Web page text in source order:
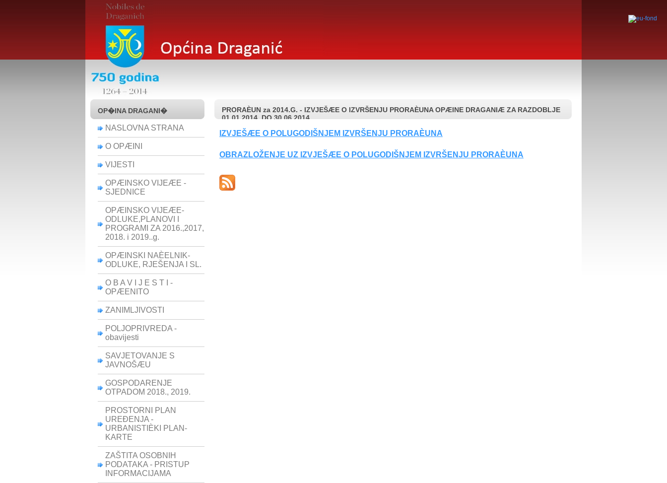
OP�INA DRAGANI�
NASLOVNA STRANA
O OPÆINI
VIJESTI
OPÆINSKO VIJEÆE -
SJEDNICE
OPÆINSKO VIJEÆE-
ODLUKE,PLANOVI I
PROGRAMI ZA 2016.,2017,
2018. i 2019..g.
OPÆINSKI NAÈELNIK-
ODLUKE, RJEŠENJA I SL.
O B A V I J E S T I -
OPÆENITO
ZANIMLJIVOSTI
POLJOPRIVREDA -
obavijesti
SAVJETOVANJE S
JAVNOŠÆU
GOSPODARENJE
OTPADOM 2018., 2019.
PROSTORNI PLAN
UREÐENJA -
URBANISTIÈKI PLAN-
KARTE
ZAŠTITA OSOBNIH
PODATAKA - PRISTUP
INFORMACIJAMA
PRORAÈUN za 2014.G. - IZVJEŠÆE O IZVRŠENJU PRORAÈUNA OPÆINE DRAGANIÆ ZA RAZDOBLJE
01.01.2014. DO 30.06.2014.
IZVJEŠÆE O POLUGODIŠNJEM IZVRŠENJU PRORAÈUNA
OBRAZLOŽENJE UZ IZVJEŠÆE O POLUGODIŠNJEM IZVRŠENJU PRORAÈUNA